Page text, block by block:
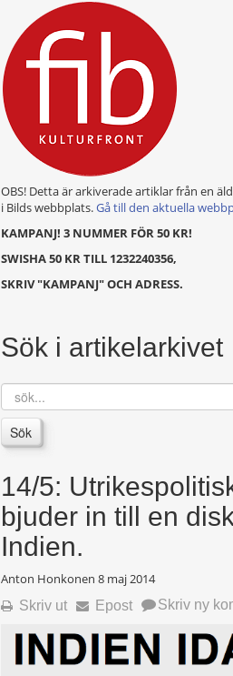
OBS! Detta är arkiverade artiklar från en
i Bilds webbplats.Gå till den aktuella
KAMPANJ! 3 NUMMER FÖR 50 KR!
SWISHA 50 KR TILL 1232240356,
SKRIV "KAMPANJ" OCH ADRESS.
Sök i artikelarkivet
sök...
Sök
14/5:
bjuder in till en
Indien.
Anton Honkonen 8 maj 2014
Skriv ut Epost Skriv ny